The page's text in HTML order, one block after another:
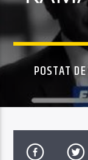
POSTAT